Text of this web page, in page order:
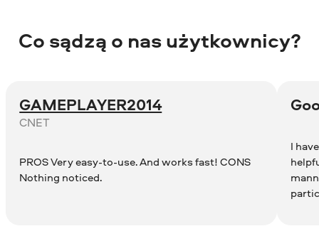
Co sądzą o nas użytkownicy?
GAMEPLAYER2014
CNET
PROS Very easy-to-use. And works fast! CONS
Nothing noticed.
I